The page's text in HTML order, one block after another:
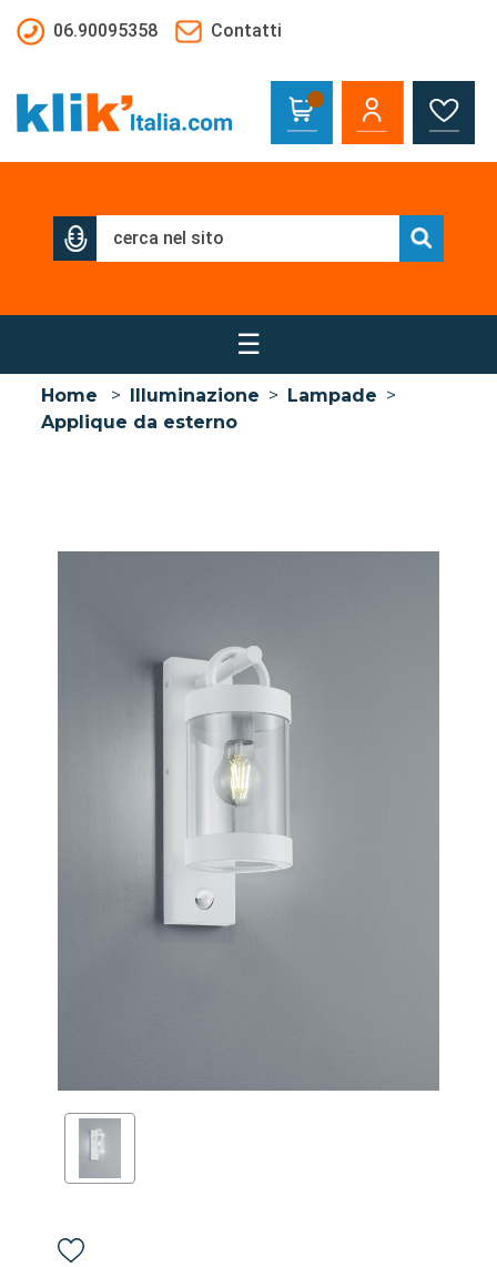
06.90095358
Contatti
☰
Home > Illuminazione > Lampade >
Applique da esterno